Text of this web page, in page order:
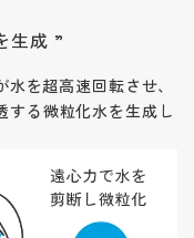
生成 ”
を超高速回転させ、
する微粒化水を生成し